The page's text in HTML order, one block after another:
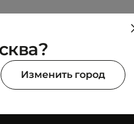
Изменить город